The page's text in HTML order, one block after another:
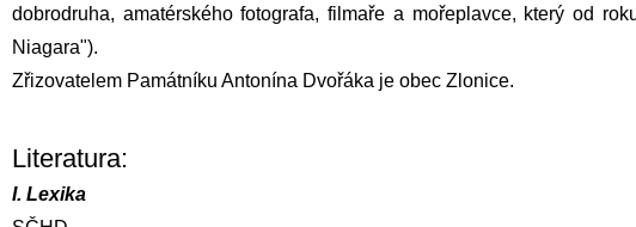
dobrodruha, amatérského fotografa, filmaře a mořeplavce, který od
Niagara").
Zřizovatelem Památníku Antonína Dvořáka je obec Zlonice.
Literatura:
I. Lexika